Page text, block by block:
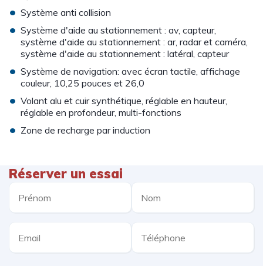
• Système anti collision
• Système d'aide au stationnement : av, capteur,
système d'aide au stationnement : ar, radar et caméra,
système d'aide au stationnement : latéral, capteur
• Système de navigation: avec écran tactile, affichage
couleur, 10,25 pouces et 26,0
• Volant alu et cuir synthétique, réglable en hauteur,
réglable en profondeur, multi-fonctions
• Zone de recharge par induction
Réserver un essai